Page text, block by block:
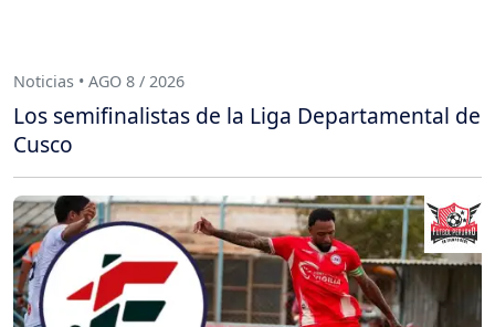
Noticias • AGO 8 / 2026
Los semifinalistas de la Liga Departamental de
Cusco